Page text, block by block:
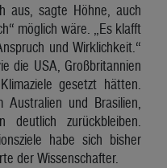
aus, sagte Höhne, auch
möglich wäre. „Es klafft
und Wirklichkeit.“
die USA, Großbritannien
gesetzt hätten.
und Brasilien,
zurückbleiben.
habe sich bisher
der Wissenschafter.